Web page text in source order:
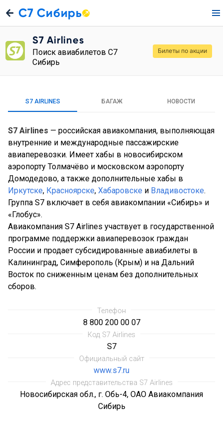
С7 Сибирь
S7 Airlines
Поиск авиабилетов С7
Сибирь
Билеты по акции
S7 AIRLINES БАГАЖ НОВОСТИ
S7 Airlines — российская авиакомпания, выполняющая
внутренние и международные пассажирские
авиаперевозки. Имеет хабы в новосибирском
аэропорту Толмачёво и московском аэропорту
Домодедово, а также дополнительные хабы в
Иркутске, Красноярске, Хабаровске и Владивостоке.
Группа S7 включает в себя авиакомпании «Сибирь» и
«Глобус».
Авиакомпания S7 Airlines участвует в государственной
программе поддержки авиаперевозок граждан
России и продает субсидированные авиабилеты в
Калининград, Симферополь (Крым) и на Дальний
Восток по сниженным ценам без дополнительных
сборов.
Телефон
8 800 200 00 07
Код S7 Airlines
S7
Официальный сайт
www.s7.ru
Адрес представительства S7 Airlines
Новосибирская обл., г. Обь-4, ОАО Авиакомпания
Сибирь